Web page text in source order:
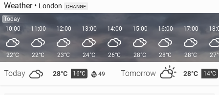
Weather• London CHANGE
Today
10:00
22°C
Today 28°C 16°C 49 Tomorrow 28°C 14°C
11:00
22°C
12:00
23°C
13:00
24°C
14:00
26°C
15:00
28°C
16:00
28°C
17:00
28°C